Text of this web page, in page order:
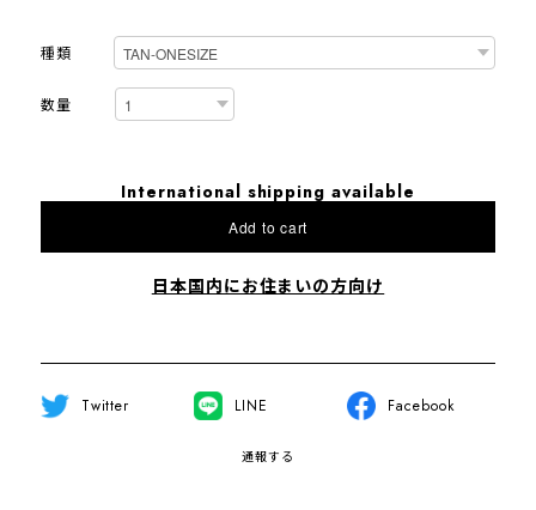
種類
数量
International shipping available
Add to cart
日本国内にお住まいの方向け
Twitter LINE Facebook
通報する